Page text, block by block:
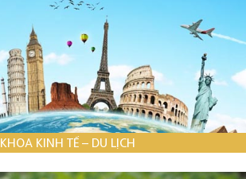
KHOA KINH TẾ – DU LỊCH